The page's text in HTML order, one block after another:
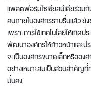
แพลตฟอร์มโซเชียลมีเดียร่วม
คนภายในองค์กรราบรื่นแล้ว
เพราะการใช้เทคโนโลยีให้เกิด
พัฒนาองค์กรให้ก้าวหน้าและป
จะเป็นองค์กรขนาดเล็กหรืออง
อย่างเหมาะสมเป็นส่วนสำคัญ
มั่นคง